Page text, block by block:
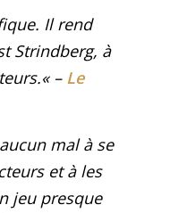
Il rend
Strindberg, à
« – Le
mal à se
et à les
jeu presque